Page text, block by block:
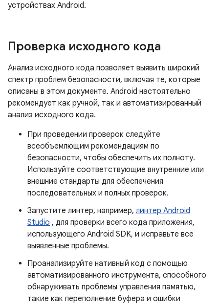
устройствах Android.
Проверка исходного кода
Анализ исходного кода позволяет выявить широкий
спектр проблем безопасности, включая те, которые
описаны в этом документе. Android настоятельно
рекомендует как ручной, так и автоматизированный
анализ исходного кода.
При проведении проверок следуйте
всеобъемлющим рекомендациям по
безопасности, чтобы обеспечить их полноту.
Используйте соответствующие внутренние или
внешние стандарты для обеспечения
последовательных и полных проверок.
Запустите линтер, например, линтер Android
Studio , для проверки всего кода приложения,
использующего Android SDK, и исправьте все
выявленные проблемы.
Проанализируйте нативный код с помощью
автоматизированного инструмента, способного
обнаруживать проблемы управления памятью,
такие как переполнение буфера и ошибки